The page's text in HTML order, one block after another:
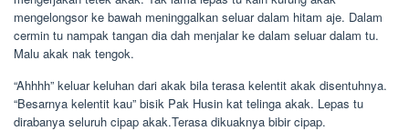
mengelongsor ke bawah meninggalkan seluar dalam hitam aje. Dalam
cermin tu nampak tangan dia dah menjalar ke dalam seluar dalam tu.
Malu akak nak tengok.
“Ahhhh” keluar keluhan dari akak bila terasa kelentit akak disentuhnya.
“Besarnya kelentit kau” bisik Pak Husin kat telinga akak. Lepas tu
dirabanya seluruh cipap akak.Terasa dikuaknya bibir cipap.